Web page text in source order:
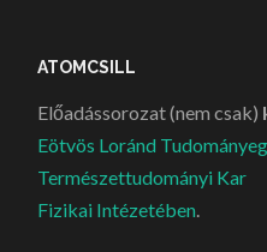
ATOMCSILL
Előadássorozat (nem csak)
Eötvös Loránd
Természettudományi Kar
Fizikai Intézetében